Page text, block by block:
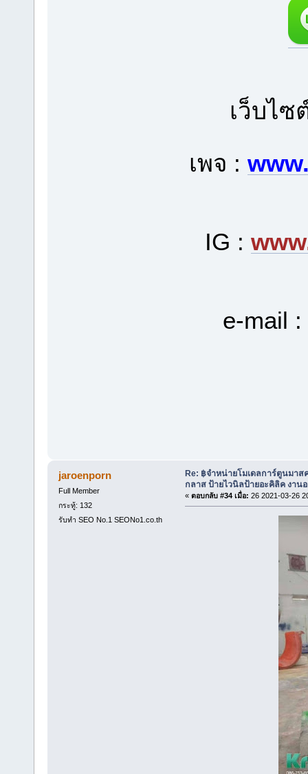
เว็บไ
เพจ :
IG :
e-mail :
jaroenporn
Full Member
กระทู้: 132
รับทำ SEO No.1 SEONo1.co.th
Re: ฿จำหน่ายโมเดลการ์ตูนมาส
กลาส ป้ายไวนิลป้ายอะคิลิค งาน
« ตอบกลับ #34 เมื่อ: 26 2021-03-26